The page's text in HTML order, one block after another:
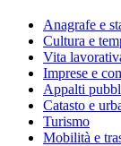
Anagrafe e
Cultura e
Vita
Imprese e
Appalti
Catasto e
Turismo
Mobilità e